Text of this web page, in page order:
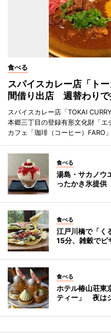
食べる
スパイスカレー店「ト
間借り出店 週替わりで
スパイスカレー店「TOKAI
本郷三丁目の登録有形文化財「
カフェ「珈琲（コーヒー）FARO
食べる
湯島・サカノウ
ったかき氷提
食べる
江戸川橋で「く
15分、雑穀でピ
食べる
ホテル椿山荘東
ティー」 夜は